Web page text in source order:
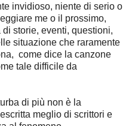
invidioso, niente di serio o
me o il prossimo,
storie, eventi, questioni,
situazione che raramente
come dice la canzone
tale difficile da
di più non è la
meglio di scrittori e